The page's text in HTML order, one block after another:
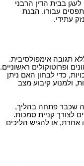
בבית הדין הרבני
עבורו. הבנת
עתידי.
תגובה אימפולסיבית.
ופרוטוקולים ראשוניים.
כדי לבחון האם ניתן
ולמנוע קיבוע מצב
שכבר פתחה בהליך,
לצורך קניית סמכות.
אחרת, או להגיש הליכים